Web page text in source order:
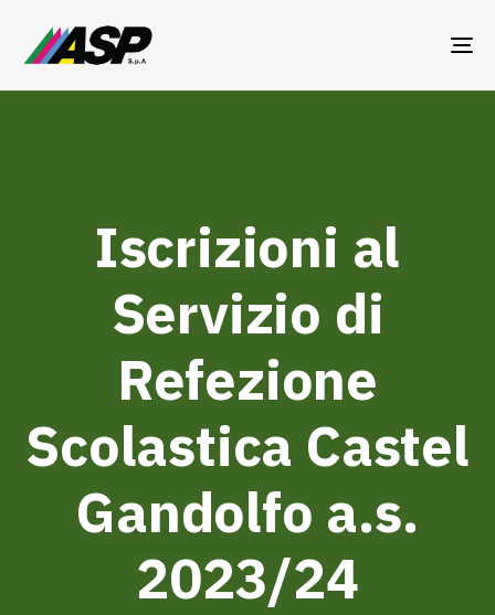
Iscrizioni al
Servizio di
Refezione
Scolastica Castel
Gandolfo a.s.
2023/24